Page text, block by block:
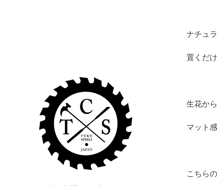
ナチュ
置くだ
生花か
マット
こちら